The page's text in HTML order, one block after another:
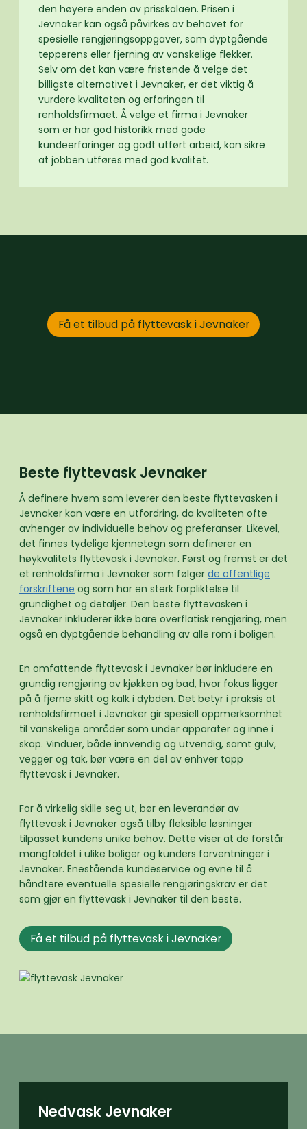
den høyere enden av prisskalaen. Prisen i
Jevnaker kan også påvirkes av behovet for
spesielle rengjøringsoppgaver, som dyptgående
tepperens eller fjerning av vanskelige flekker.
Selv om det kan være fristende å velge det
billigste alternativet i Jevnaker, er det viktig å
vurdere kvaliteten og erfaringen til
renholdsfirmaet. Å velge et firma i Jevnaker
som er har god historikk med gode
kundeerfaringer og godt utført arbeid, kan sikre
at jobben utføres med god kvalitet.
Få et tilbud på flyttevask i Jevnaker
Beste flyttevask Jevnaker
Å definere hvem som leverer den beste flyttevasken i
Jevnaker kan være en utfordring, da kvaliteten ofte
avhenger av individuelle behov og preferanser. Likevel,
det finnes tydelige kjennetegn som definerer en
høykvalitets flyttevask i Jevnaker. Først og fremst er det
et renholdsfirma i Jevnaker som følger de offentlige
forskriftene og som har en sterk forpliktelse til
grundighet og detaljer. Den beste flyttevasken i
Jevnaker inkluderer ikke bare overflatisk rengjøring, men
også en dyptgående behandling av alle rom i boligen.
En omfattende flyttevask i Jevnaker bør inkludere en
grundig rengjøring av kjøkken og bad, hvor fokus ligger
på å fjerne skitt og kalk i dybden. Det betyr i praksis at
renholdsfirmaet i Jevnaker gir spesiell oppmerksomhet
til vanskelige områder som under apparater og inne i
skap. Vinduer, både innvendig og utvendig, samt gulv,
vegger og tak, bør være en del av enhver topp
flyttevask i Jevnaker.
For å virkelig skille seg ut, bør en leverandør av
flyttevask i Jevnaker også tilby fleksible løsninger
tilpasset kundens unike behov. Dette viser at de forstår
mangfoldet i ulike boliger og kunders forventninger i
Jevnaker. Enestående kundeservice og evne til å
håndtere eventuelle spesielle rengjøringskrav er det
som gjør en flyttevask i Jevnaker til den beste.
Få et tilbud på flyttevask i Jevnaker
Nedvask Jevnaker